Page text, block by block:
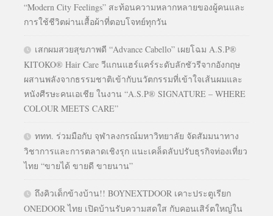
“Modern City Feelings” สะท้อนความหลากหลายของผู้คนและ
การใช้ชีวิตผ่านเสื้อผ้าที่ตอบโจทย์ทุกวัน
เสกผมสวยสุขภาพดี “Advance Cabello” เผยโฉม A.S.P®
KITOKO® Hair Care วีแกนแฮร์แคร์ระดับลักชัวรีจากอังกฤษ
ผสานพลังจากธรรมชาติเข้ากับนวัตกรรมที่เข้าใจเส้นผมและ
หนังศีรษะคนเอเชีย ในงาน “A.S.P® SIGNATURE – WHERE
COLOUR MEETS CARE”
ททท. ร่วมมือกับ จุฬาลงกรณ์มหาวิทยาลัย จัดสัมมนาทาง
วิชาการและการตลาดเชิงรุก แนะเคล็ดลับปรับธุรกิจท่องเที่ยว
ไทย “ขายได้ ขายดี ขายนาน”
ถึงคิวเด็กข้างบ้าน!! BOYNEXTDOOR เคาะประตูเรียก
ONEDOOR ไทย เปิดบ้านรับความสดใส กับคอนเสิร์ตใหญ่ใน